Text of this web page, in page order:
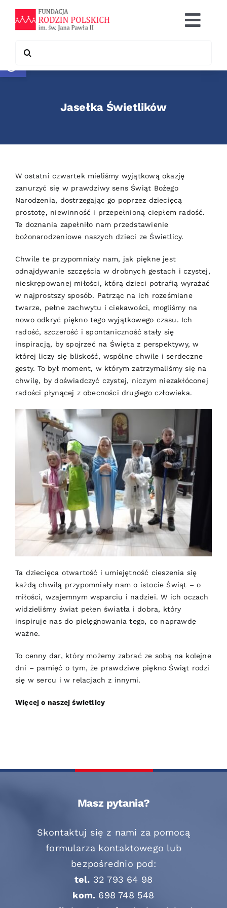
Otwórz pasek narzędzi
content
Co robimy
for:
Jasełka Świetlików
W ostatni czwartek mieliśmy wyjątkową okazję
zanurzyć się w prawdziwy sens Świąt Bożego
Narodzenia, dostrzegając go poprzez dziecięcą
prostotę, niewinność i przepełnioną ciepłem radość.
Te doznania zapełniło nam przedstawienie
bożonarodzeniowe naszych dzieci ze Świetlicy.
Chwile te przypomniały nam, jak piękne jest
odnajdywanie szczęścia w drobnych gestach i czystej,
nieskrępowanej miłości, którą dzieci potrafią wyrażać
w najprostszy sposób. Patrząc na ich roześmiane
twarze, pełne zachwytu i ciekawości, mogliśmy na
nowo odkryć piękno tego wyjątkowego czasu. Ich
radość, szczerość i spontaniczność stały się
inspiracją, by spojrzeć na Święta z perspektywy, w
której liczy się bliskość, wspólne chwile i serdeczne
gesty. To był moment, w którym zatrzymaliśmy się na
chwilę, by doświadczyć czystej, niczym niezakłóconej
radości płynącej z obecności drugiego człowieka.
Ta dziecięca otwartość i umiejętność cieszenia się
każdą chwilą przypomniały nam o istocie Świąt – o
miłości, wzajemnym wsparciu i nadziei. W ich oczach
widzieliśmy świat pełen światła i dobra, który
inspiruje nas do pielęgnowania tego, co naprawdę
ważne.
To cenny dar, który możemy zabrać ze sobą na kolejne
dni – pamięć o tym, że prawdziwe piękno Świąt rodzi
się w sercu i w relacjach z innymi.
Więcej o naszej świetlicy
Masz pytania?
Skontaktuj się z nami za pomocą
formularza kontaktowego lub
bezpośrednio pod:
tel. 32 793 64 98
kom. 698 748 548